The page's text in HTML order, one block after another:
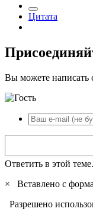
Цитата
Вы можете написать
Ответить в этой
×
Вставлено с
Разрешено